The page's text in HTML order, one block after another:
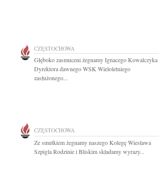
CZĘSTOCHOWA
Głęboko zasmuceni żegnamy Ignacego Kowalczyka
Dyrektora dawnego WSK Wieloletniego
zasłużonego...
CZĘSTOCHOWA
Ze smutkiem żegnamy naszego Kolegę Wiesława
Szpigla Rodzinie i Bliskim składamy wyrazy...